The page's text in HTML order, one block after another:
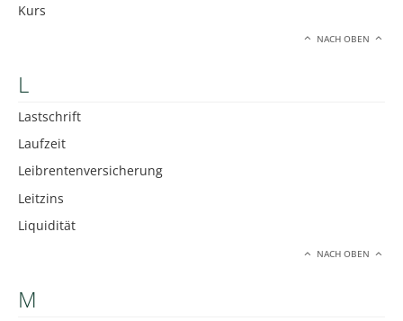
Kurs
NACH OBEN
L
Lastschrift
Laufzeit
Leibrentenversicherung
Leitzins
Liquidität
NACH OBEN
M